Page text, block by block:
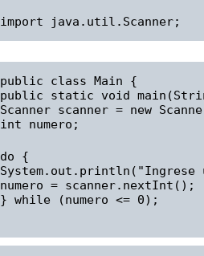
import java.util.Scanner;
public class Main {
public static void
Scanner scanner = new
int numero;
do {
System.out.println("Ingrese
numero = scanner.nextInt();
} while (numero <= 0);